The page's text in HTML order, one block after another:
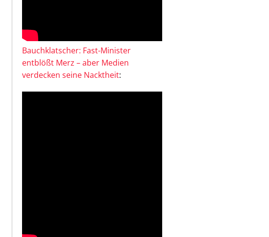
Bauchklatscher: Fast-Minister
entblößt Merz – aber Medien
verdecken seine Nacktheit: